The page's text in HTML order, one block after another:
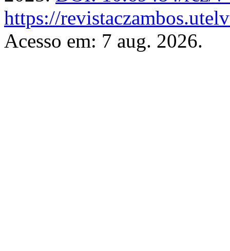
https://
Acesso em: 7 aug. 2026.